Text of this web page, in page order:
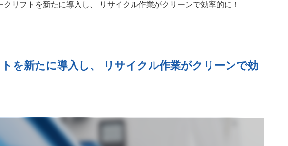
クリフトを新たに導入し、 リサイクル作業がクリーンで効率的に！
を新たに導入し、 リサイクル作業がクリーンで効